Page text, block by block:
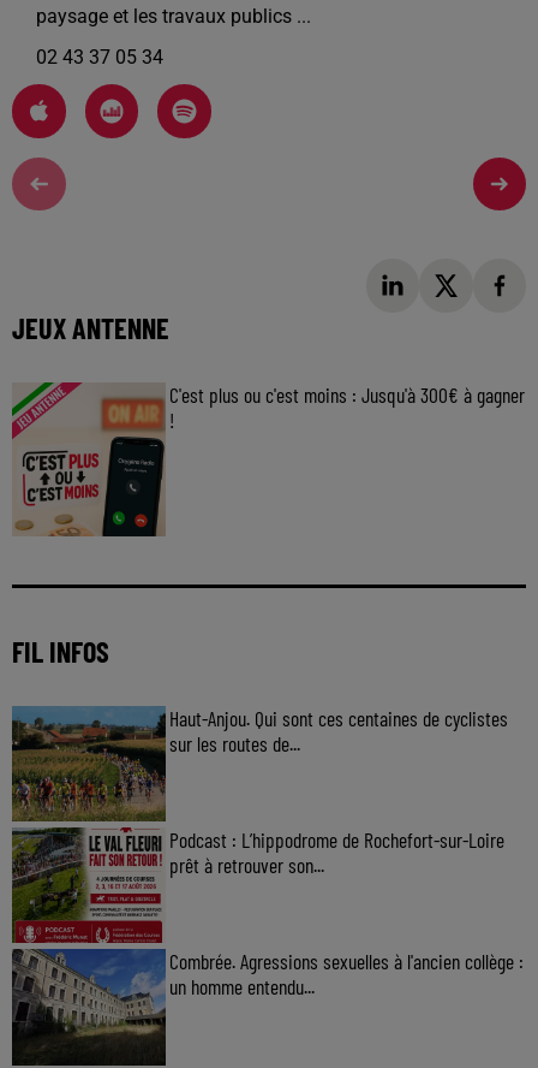
paysage et les travaux publics ...
02 43 37 05 34
JEUX ANTENNE
C'est plus ou c'est moins : Jusqu'à 300€ à gagner
!
FIL INFOS
Haut-Anjou. Qui sont ces centaines de cyclistes
sur les routes de...
Podcast : L’hippodrome de Rochefort-sur-Loire
prêt à retrouver son...
Combrée. Agressions sexuelles à l'ancien collège :
un homme entendu...